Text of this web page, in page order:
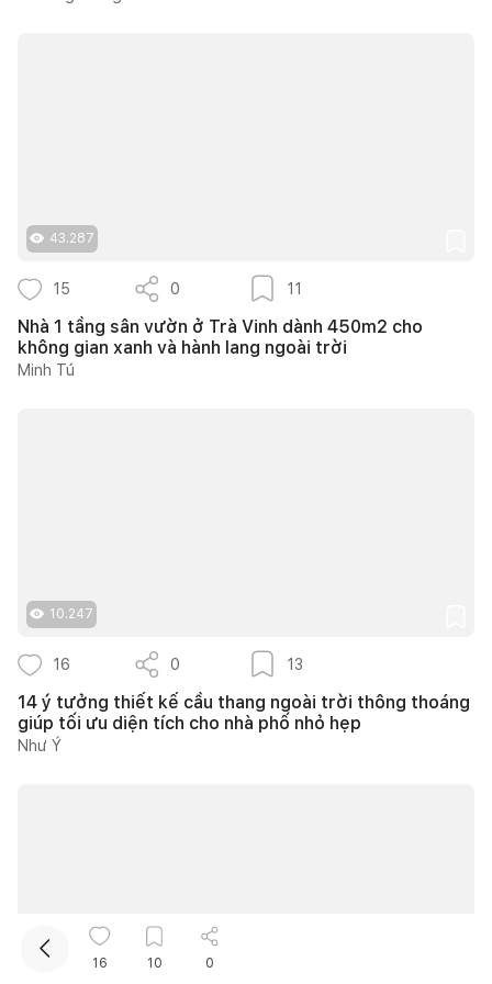
43.287
15 0 11
Nhà 1 tầng sân vườn ở Trà Vinh dành 450m2 cho
không gian xanh và hành lang ngoài trời
Minh Tú
10.247
16 0 13
14 ý tưởng thiết kế cầu thang ngoài trời thông thoáng
giúp tối ưu diện tích cho nhà phố nhỏ hẹp
Như Ý
16 10 0
Kết nối thiết kế, thi công